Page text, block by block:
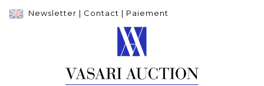
Newsletter | Contact | Paiement